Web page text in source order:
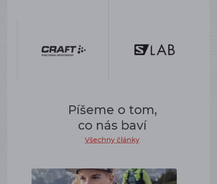
Píšeme o tom,
co nás baví
Všechny články